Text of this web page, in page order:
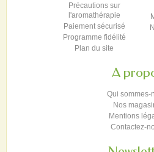
Précautions sur
l'aromathérapie
Paiement sécurisé
Programme fidélité
Plan du site
A
Qui sommes-
Nos
Mentions
Contactez-